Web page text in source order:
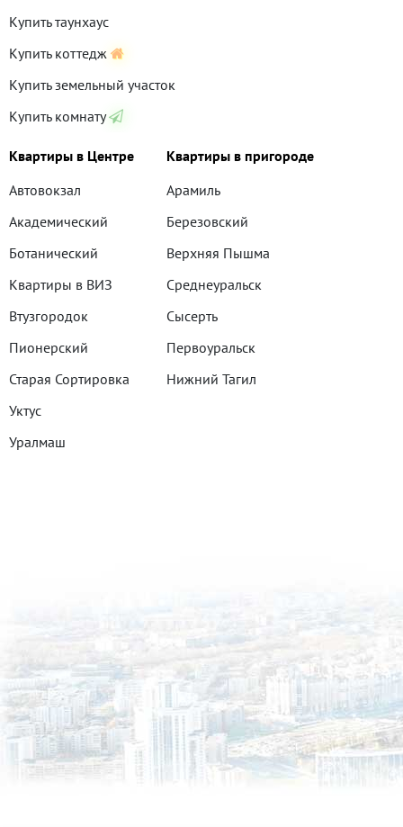
Купить таунхаус
Купить коттедж
Купить земельный участок
Купить комнату
Квартиры в Центре
Автовокзал
Академический
Ботанический
Квартиры в ВИЗ
Втузгородок
Пионерский
Старая Сортировка
Уктус
Уралмаш
Квартиры в пригороде
Арамиль
Березовский
Верхняя Пышма
Среднеуральск
Сысерть
Первоуральск
Нижний Тагил